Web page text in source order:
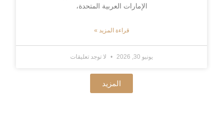
الإمارات العربية المتحدة،
قراءة المزيد »
يونيو 30, 2026 لا توجد تعليقات
المزيد